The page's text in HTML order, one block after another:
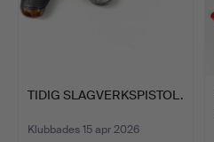
TIDIG SLAGVERKSPISTOL.
Klubbades 15 apr 2026